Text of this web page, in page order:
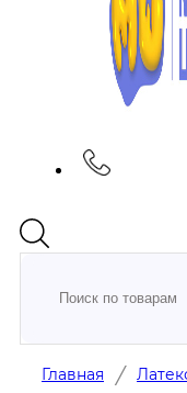
Главная /